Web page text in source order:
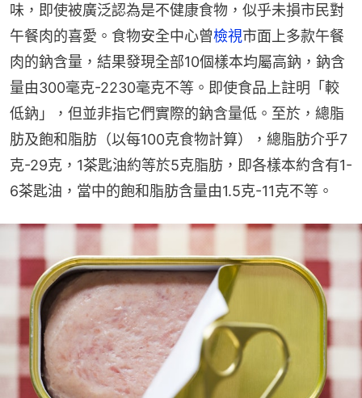
味，即使被廣泛認為是不健康食物，似乎未損市民對
午餐肉的喜愛。食物安全中心曾檢視市面上多款午餐
肉的鈉含量，結果發現全部10個樣本均屬高鈉，鈉含
量由300毫克-2230毫克不等。即使食品上註明「較
低鈉」，但並非指它們實際的鈉含量低。至於，總脂
肪及飽和脂肪（以每100克食物計算），總脂肪介乎7
克-29克，1茶匙油約等於5克脂肪，即各樣本約含有1-
6茶匙油，當中的飽和脂肪含量由1.5克-11克不等。